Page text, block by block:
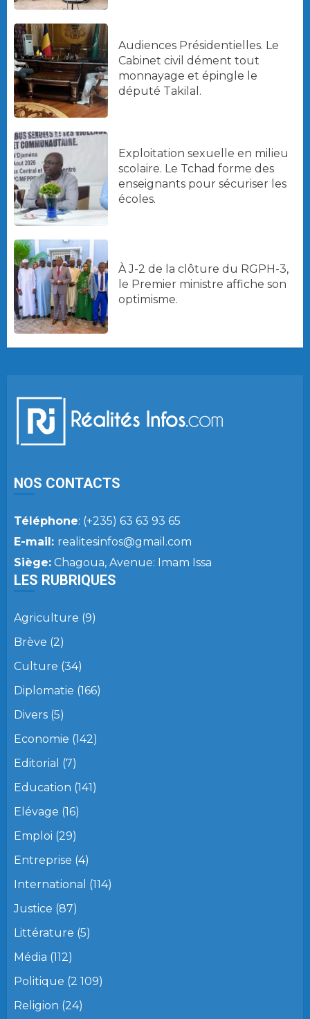
Audiences Présidentielles. Le
Cabinet civil dément tout
monnayage et épingle le
député Takilal.
Exploitation sexuelle en milieu
scolaire. Le Tchad forme des
enseignants pour sécuriser les
écoles.
À J-2 de la clôture du RGPH-3,
le Premier ministre affiche son
optimisme.
NOS CONTACTS
Téléphone: (+235) 63 63 93 65
E-mail: realitesinfos@gmail.com
Siège: Chagoua, Avenue: Imam Issa
LES RUBRIQUES
Agriculture (9)
Brève (2)
Culture (34)
Diplomatie (166)
Divers (5)
Economie (142)
Editorial (7)
Education (141)
Elévage (16)
Emploi (29)
Entreprise (4)
International (114)
Justice (87)
Littérature (5)
Média (112)
Politique (2 109)
Religion (24)